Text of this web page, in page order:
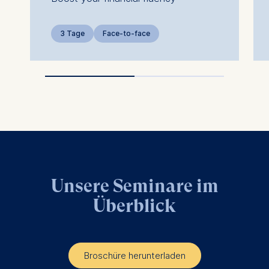
3 Tage Face-to-face
Unsere Seminare im
Überblick
Broschüre herunterladen
data helps us improve our
website.
Cookies contained in